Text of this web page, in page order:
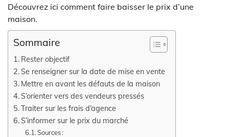
Découvrez ici comment faire baisser le prix d’une
maison.
Sommaire
Rester objectif
Se renseigner sur la date de mise en vente
Mettre en avant les défauts de la maison
S’orienter vers des vendeurs pressés
Traiter sur les frais d’agence
S’informer sur le prix du marché
Sources :